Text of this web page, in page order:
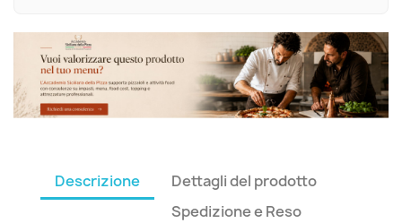
Descrizione
Dettagli del prodotto
Spedizione e Reso